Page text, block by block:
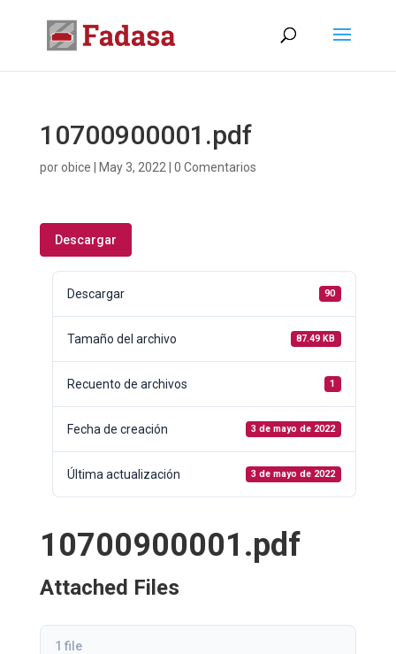
10700900001.pdf
porobice May 3, 2022 0 Comentarios
Descargar
Descargar 90
Tamaño del archivo 87.49 KB
Recuento de archivos 1
Fecha de creación 3 de mayo de 2022
Última actualización 3 de mayo de 2022
10700900001.pdf
Attached Files
1 file